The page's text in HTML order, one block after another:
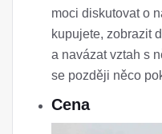
moci diskutovat o
kupujete, zobrazit
a navázat vztah s
se později něco
Cena